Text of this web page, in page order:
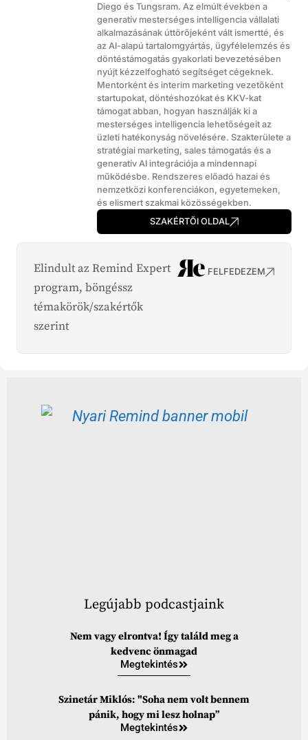
Diego és Tungsram. Az elmúlt években a
generatív mesterséges intelligencia vállalati
alkalmazásának úttörőjeként vált ismertté, és
az AI-alapú tartalomgyártás, ügyfélelemzés és
döntéstámogatás gyakorlati bevezetésében
nyújt kézzelfogható segítséget cégeknek.
Mentorként és interim marketing vezetőként
startupokat, döntéshozókat és KKV-kat
támogat abban, hogyan használják ki a
mesterséges intelligencia lehetőségeit az
üzleti hatékonyság növelésére. Szakterülete a
stratégiai marketing, sales támogatás és a
generatív AI integrációja a mindennapi
működésbe. Rendszeres előadó hazai és
nemzetközi konferenciákon, egyetemeken,
és elismert szakmai közösségekben.
SZAKÉRTŐI OLDAL
Elindult az Remind Expert
program, böngéssz
témakörök/szakértők
szerint
FELFEDEZEM
Legújabb podcastjaink
Nem vagy elrontva! Így találd meg a
kedvenc önmagad
Megtekintés
Szinetár Miklós: "Soha nem volt bennem
pánik, hogy mi lesz holnap”
Megtekintés